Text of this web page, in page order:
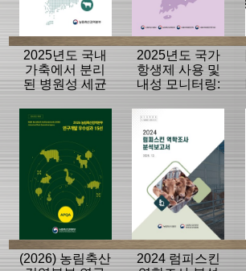
2025년도 국내
가축에서 분리
된 병원성 세균
모니터링 결과
2025년도 국가
항생제 사용 및
내성 모니터링:
(2026) 농림축산
2024 럼피스킨